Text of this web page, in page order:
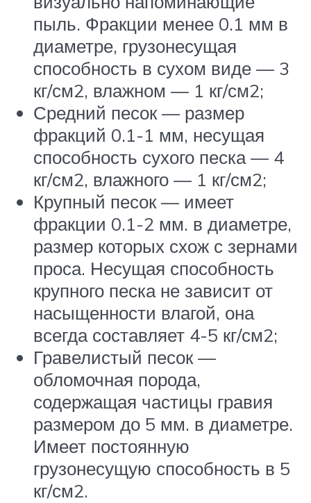
пыль. Фракции менее 0.1 мм в
диаметре, грузонесущая
способность в сухом виде — 3
кг/см2, влажном — 1 кг/см2;
Средний песок — размер
фракций 0.1-1 мм, несущая
способность сухого песка — 4
кг/см2, влажного — 1 кг/см2;
Крупный песок — имеет
фракции 0.1-2 мм. в диаметре,
размер которых схож с зернами
проса. Несущая способность
крупного песка не зависит от
насыщенности влагой, она
всегда составляет 4-5 кг/см2;
Гравелистый песок —
обломочная порода,
содержащая частицы гравия
размером до 5 мм. в диаметре.
Имеет постоянную
грузонесущую способность в 5
кг/см2.